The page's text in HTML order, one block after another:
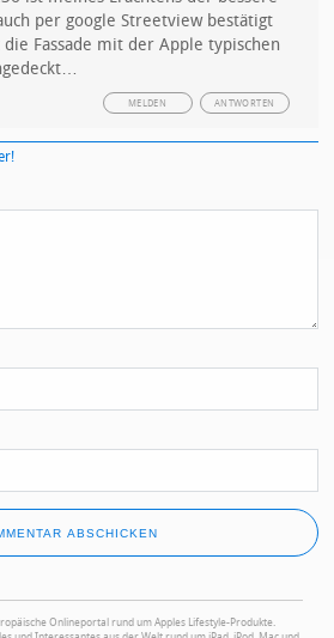
per google Streetview bestätigt
Fassade mit der Apple typischen
ANTWORTEN
MELDEN
Onlineportal rund um Apples Lifestyle-Produkte.